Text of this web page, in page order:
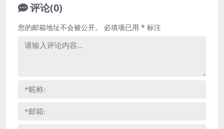
评论(0)
您的邮箱地址不会被公开。 必填项已用 * 标注